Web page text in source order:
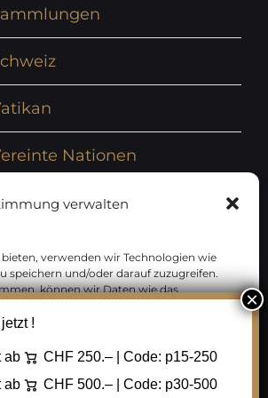
verwalten
verwenden wir Technologien wie
speichern und/oder darauf zuzugreifen.
können wir Daten wie das
Website verarbeiten. Wenn Sie Ihre
können bestimmte Merkmale
Cookie Einstellungen
Nationen
Österreich
Schweiz
!
ab CHF 250.– | Code: p15-250
ab
CHF 500.– | Code: p30-500